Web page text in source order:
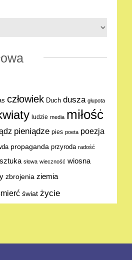
człowiek Duch dusza głupota
ludzie media miłośċ
pieniądze pies poeta poezja
propaganda przyroda radość
sztuka słowa wieczność wiosna
zbrojenia ziemia
świat życie